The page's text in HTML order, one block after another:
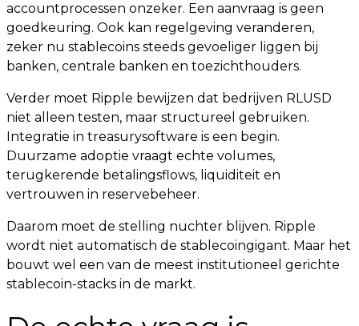
accountprocessen onzeker. Een aanvraag is geen
goedkeuring. Ook kan regelgeving veranderen,
zeker nu stablecoins steeds gevoeliger liggen bij
banken, centrale banken en toezichthouders.
Verder moet Ripple bewijzen dat bedrijven RLUSD
niet alleen testen, maar structureel gebruiken.
Integratie in treasurysoftware is een begin.
Duurzame adoptie vraagt echte volumes,
terugkerende betalingsflows, liquiditeit en
vertrouwen in reservebeheer.
Daarom moet de stelling nuchter blijven. Ripple
wordt niet automatisch de stablecoingigant. Maar het
bouwt wel een van de meest institutioneel gerichte
stablecoin-stacks in de markt.